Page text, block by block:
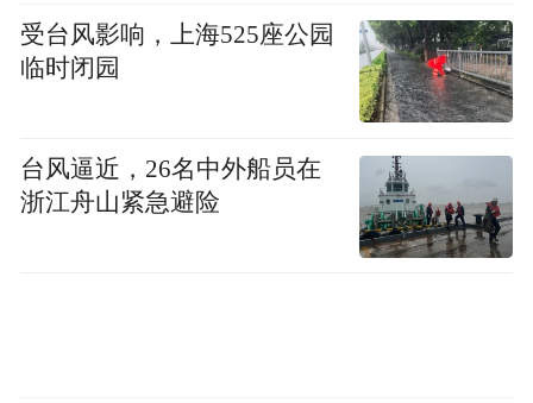
频)为凤凰网旗下自媒体平台“大风号”用户上传并发
布，本平台仅提供信息存储空间服务。
Notice: The content above (including the videos,
pictures and audios if any) is uploaded and posted
platform and merely provides information storage
space services.”
受台风影响，上海525座公园
临时闭园
台风逼近，26名中外船员在
浙江舟山紧急避险